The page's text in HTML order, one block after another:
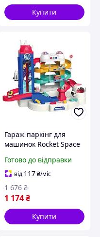
Купити
Гараж паркінг для
машинок Rocket Space
Готово до відправки
від 117₴/міс
1 174₴
1 676 ₴
Купити